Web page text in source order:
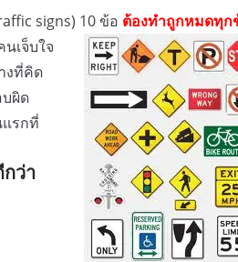
signs) 10 ข้อ ต้องทำถูกหมดทุก
เจ็บใจ
งที่คิด
ผิด
รกที่
ว่า